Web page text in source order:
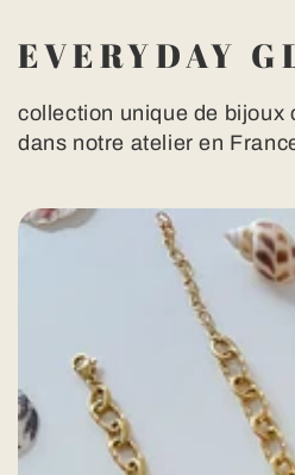
EVERYDAY
collection unique de bijoux
dans notre atelier en